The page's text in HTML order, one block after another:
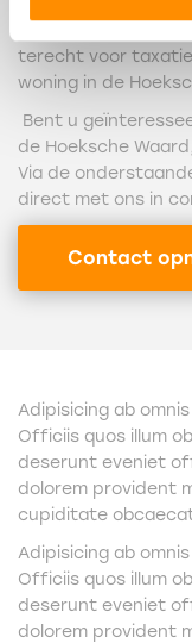
terecht voor
woning in de
Bent u
de Hoeksche
Via de
direct met ons in
Contact
Adipisicing ab
Officiis quos illum
deserunt eveniet
dolorem provident
cupiditate
Adipisicing ab
Officiis quos illum
deserunt eveniet
dolorem provident